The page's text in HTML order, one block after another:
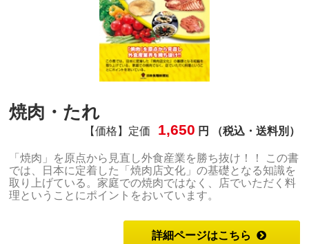
焼肉・たれ
【価格】定価 1,650 円 （税込・送料別）
「焼肉」を原点から見直し外食産業を勝ち抜け！！ この書
では、日本に定着した「焼肉店文化」の基礎となる知識を
取り上げている。家庭での焼肉ではなく、店でいただく料
理ということにポイントをおいています。
詳細ページはこちら